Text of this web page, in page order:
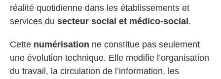
réalité quotidienne dans les établissements et
services du secteur social et médico-social .
Cette numérisation ne constitue pas seulement
une évolution technique. Elle modifie l’organisation
du travail, la circulation de l’information, les